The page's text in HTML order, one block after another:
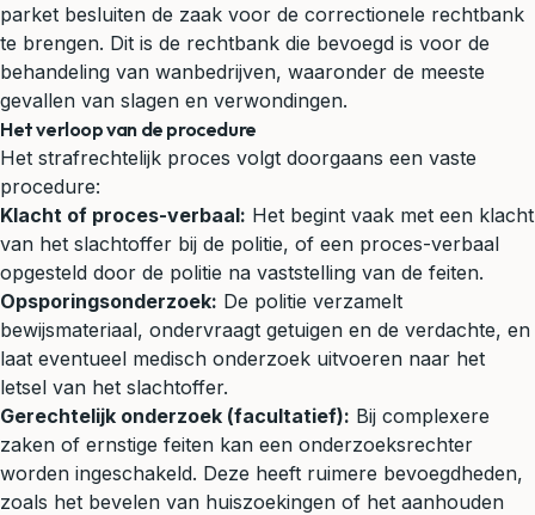
parket besluiten de zaak voor de correctionele rechtbank
te brengen. Dit is de rechtbank die bevoegd is voor de
behandeling van wanbedrijven, waaronder de meeste
gevallen van slagen en verwondingen.
Het verloop van de procedure
Het strafrechtelijk proces volgt doorgaans een vaste
procedure:
Klacht of proces-verbaal: Het begint vaak met een klacht
van het slachtoffer bij de politie, of een proces-verbaal
opgesteld door de politie na vaststelling van de feiten.
Opsporingsonderzoek: De politie verzamelt
bewijsmateriaal, ondervraagt getuigen en de verdachte, en
laat eventueel medisch onderzoek uitvoeren naar het
letsel van het slachtoffer.
Gerechtelijk onderzoek (facultatief): Bij complexere
zaken of ernstige feiten kan een onderzoeksrechter
worden ingeschakeld. Deze heeft ruimere bevoegdheden,
zoals het bevelen van huiszoekingen of het aanhouden